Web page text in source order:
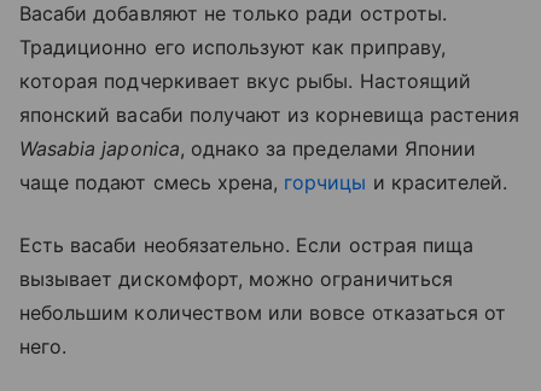
Васаби добавляют не только ради остроты.
Традиционно его используют как приправу,
которая подчеркивает вкус рыбы. Настоящий
японский васаби получают из корневища растения
Wasabia japonica, однако за пределами Японии
чаще подают смесь хрена, горчицы и красителей.
Есть васаби необязательно. Если острая пища
вызывает дискомфорт, можно ограничиться
небольшим количеством или вовсе отказаться от
него.